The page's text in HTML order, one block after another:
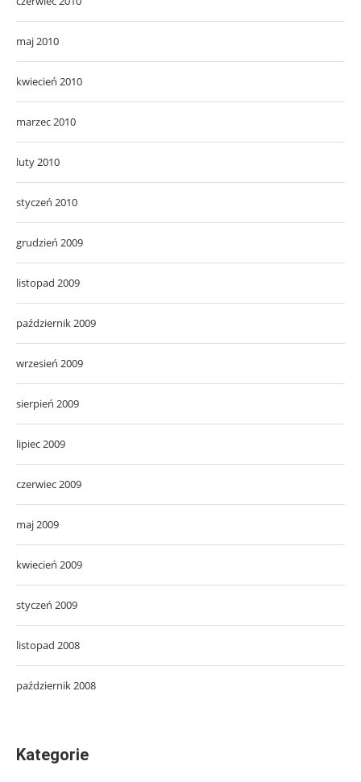
maj 2010
kwiecień 2010
marzec 2010
luty 2010
styczeń 2010
grudzień 2009
listopad 2009
październik 2009
wrzesień 2009
sierpień 2009
lipiec 2009
czerwiec 2009
maj 2009
kwiecień 2009
styczeń 2009
listopad 2008
październik 2008
Kategorie